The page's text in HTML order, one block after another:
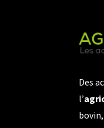
Des
l’